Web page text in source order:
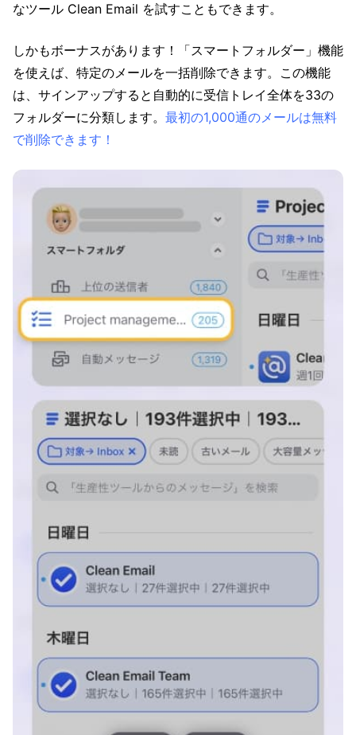
なツール Clean Email を試すこともできます。
しかもボーナスがあります！「スマートフォルダー」機能
を使えば、特定のメールを一括削除できます。この機能
は、サインアップすると自動的に受信トレイ全体を33の
フォルダーに分類します。 最初の1,000通のメールは無料
で削除できます！